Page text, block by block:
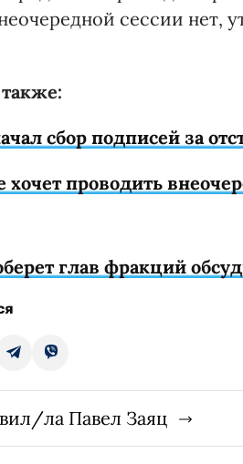
сессии нет,
сбор подписей за
хочет проводить
глав фракций
ла Павел Заяц